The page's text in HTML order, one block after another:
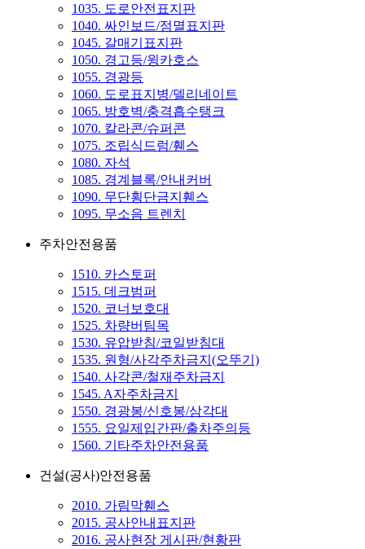
1035. 도로안전표지판
1040. 싸인보드/점멸표지판
1045. 갈매기표지판
1050. 경고등/윙카호스
1055. 경광등
1060. 도로표지병/델리네이트
1065. 방호벽/충격흡수탱크
1070. 칼라콘/슈퍼콘
1075. 조립식드럼/휀스
1080. 자석
1085. 경계블록/안내커버
1090. 무단횡단금지휀스
1095. 무소음 트렌치
주차안전용품
1510. 카스토퍼
1515. 데크범퍼
1520. 코너보호대
1525. 차량버팀목
1530. 유압받침/코일받침대
1535. 원형/사각주차금지(오뚜기)
1540. 사각콘/철재주차금지
1545. A자주차금지
1550. 경광봉/신호봉/삼각대
1555. 요일제입간판/출차주의등
1560. 기타주차안전용품
건설(공사)안전용품
2010. 가림막휀스
2015. 공사안내표지판
2016. 공사현장 게시판/현황판